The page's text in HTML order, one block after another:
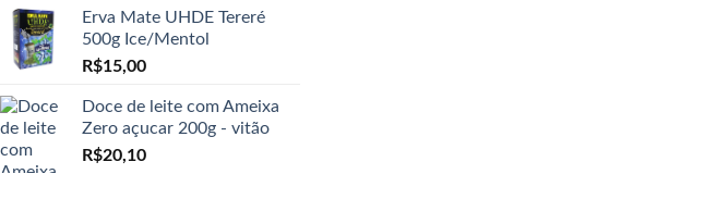
Erva Mate UHDE Tereré
500g Ice/Mentol
R$15,00
Doce de leite com Ameixa
Zero açucar 200g - vitão
R$20,10